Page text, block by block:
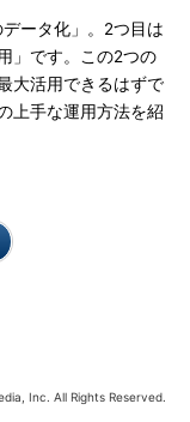
ータ化」。2つ目は
」です。この2つの
大活用できるはずで
上手な運用方法を紹
Inc. All Rights Reserved.